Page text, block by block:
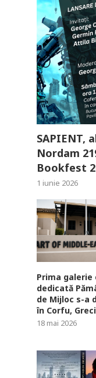
SAPIENT,
Nordam
Bookfest
1 iunie 2026
Prima galerie
dedicată
de Mijloc s-a
în Corfu,
18 mai 2026